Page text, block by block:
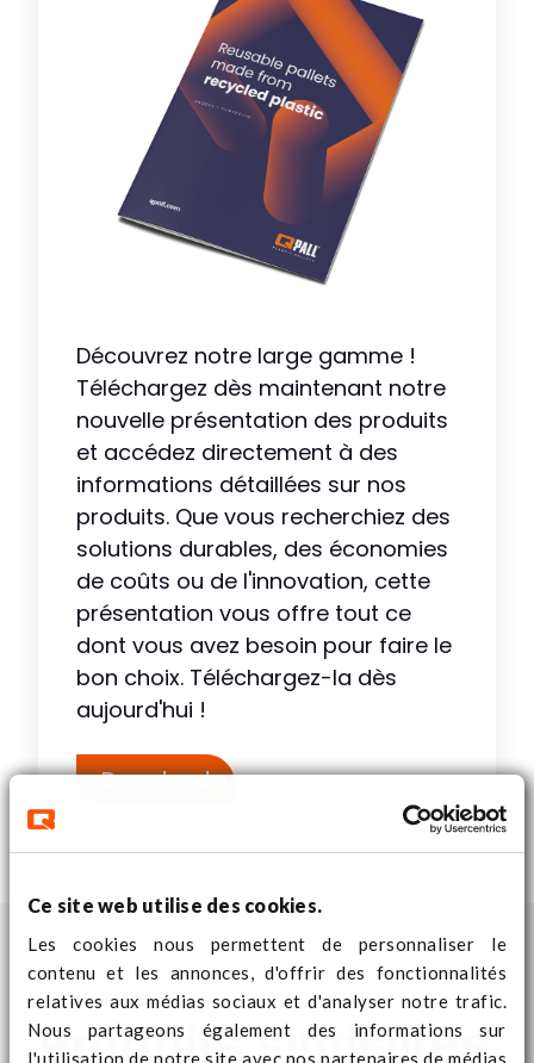
Ce site web utilise des cookies.
Les cookies nous permettent de personnaliser le
contenu et les annonces, d'offrir des fonctionnalités
relatives aux médias sociaux et d'analyser notre trafic.
Nous partageons également des informations sur
l'utilisation de notre site avec nos partenaires de médias
Découvrez notre large gamme !
Téléchargez dès maintenant notre
nouvelle présentation des produits
et accédez directement à des
informations détaillées sur nos
produits. Que vous recherchiez des
solutions durables, des économies
de coûts ou de l'innovation, cette
présentation vous offre tout ce
dont vous avez besoin pour faire le
bon choix. Téléchargez-la dès
aujourd'hui !
Download
Produits similaires